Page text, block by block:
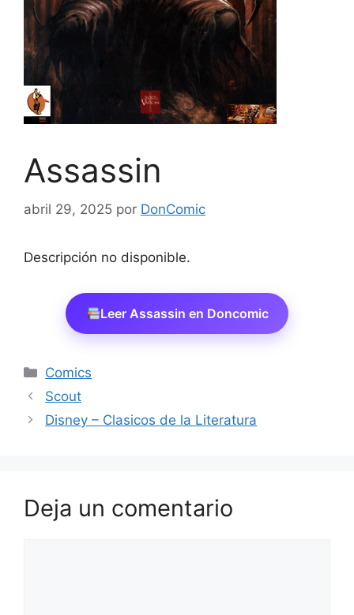
Assassin
abril 29, 2025 por DonComic
Descripción no disponible.
Leer Assassin en Doncomic
Categorías
Comics
Scout
Disney – Clasicos de la Literatura
Deja un comentario